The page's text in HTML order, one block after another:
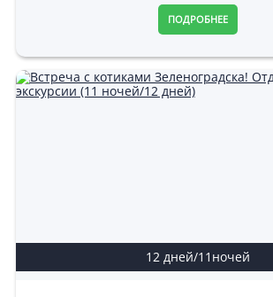
ПОДРОБНЕЕ
12 дней/11ночей